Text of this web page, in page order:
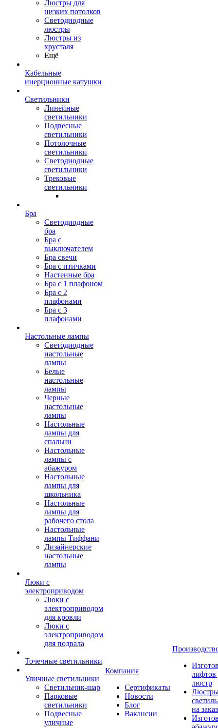
Люстры для
низких потолков
Cветодиодные
люстры
Люстры из
хрусталя
Ещё
Кабельные
инерционные катушки
Светильники
Линейные
светильники
Подвесные
светильники
Потолочные
светильники
Светодиодные
светильники
Трековые
светильники
Бра
Светодиодные
бра
Бра с
выключателем
Бра свечи
Бра с птичками
Настенные бра
Бра с 1 плафоном
Бра с 2
плафонами
Бра с 3
плафонами
Настольные лампы
Светодиодные
настольные
лампы
Белые
настольные
лампы
Черные
настольные
лампы
Настольные
лампы для
спальни
Настольные
лампы с
абажуром
Настольные
лампы для
школьника
Настольные
лампы для
рабочего стола
Настольные
лампы Тиффани
Дизайнерские
настольные
лампы
Люки с
электроприводом
Люки с
электроприводом
для кровли
Люки с
электроприводом
для подвала
Точечные светильники
Уличные светильники
Светильник-шар
Парковые
светильники
Подвесные
уличные
Компания
Сертификаты
Новости
Блог
Вакансии
лифтов
люстр
на заказ